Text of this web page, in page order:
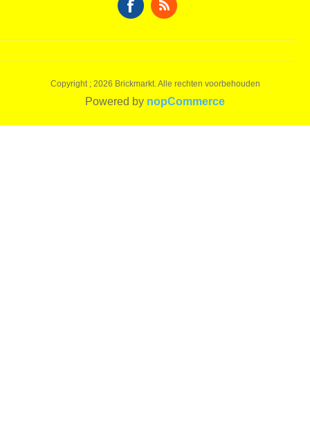
Copyright ; 2026 Brickmarkt. Alle rechten voorbehouden
Powered by nopCommerce